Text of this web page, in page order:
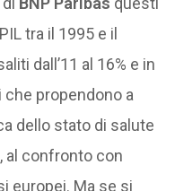
tra il 1995 e il
dall’11 al 16% e in
che propendono a
dello stato di salute
al confronto con
europei. Ma se si